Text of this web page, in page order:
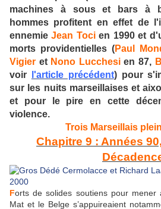
machines à sous et bars à
hommes profitent en effet de
ennemieJean Tocien 1990 et
morts providentielles (Paul
Vigier et Nono Lucchesien 87,
voir
l'article précédent) pour
sur les nuits marseillaises et
et pour le pire en cette
violence.
Trois Marseillais
Chapitre 9 : Années
Forts de solides soutiens pour
Mat et le Belge s’appuireaient